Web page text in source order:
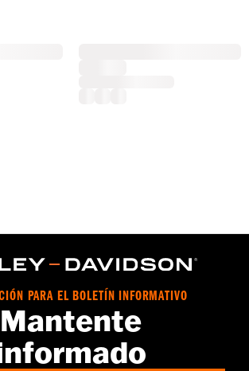
PARA EL BOLETÍN INFORMATIVO
Mantente